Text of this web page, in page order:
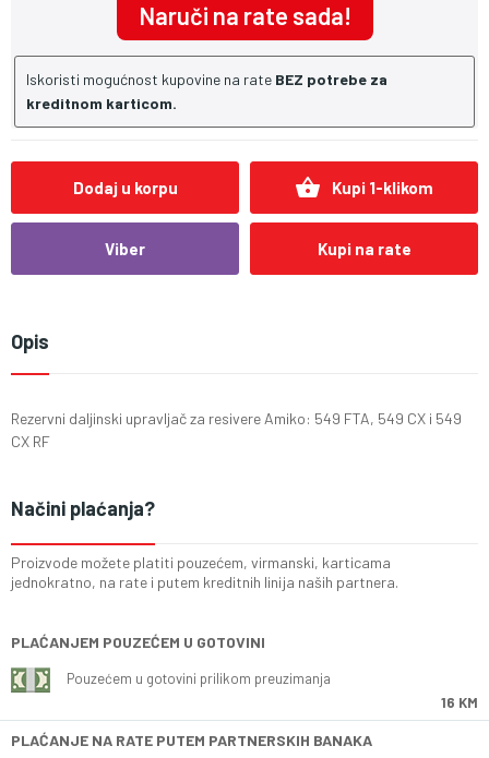
Naruči na rate sada!
Iskoristi mogućnost kupovine na rate BEZ potrebe za
kreditnom karticom.
Dodaj u korpu shopping_basket Kupi 1-klikom
Viber Kupi na rate
Opis
Rezervni daljinski upravljač za resivere Amiko: 549 FTA, 549 CX i 549
CX RF
Načini plaćanja?
Proizvode možete platiti pouzećem, virmanski, karticama
jednokratno, na rate i putem kreditnih linija naših partnera.
PLAĆANJEM POUZEĆEM U GOTOVINI
Pouzećem u gotovini prilikom preuzimanja
16 KM
PLAĆANJE NA RATE PUTEM PARTNERSKIH BANAKA